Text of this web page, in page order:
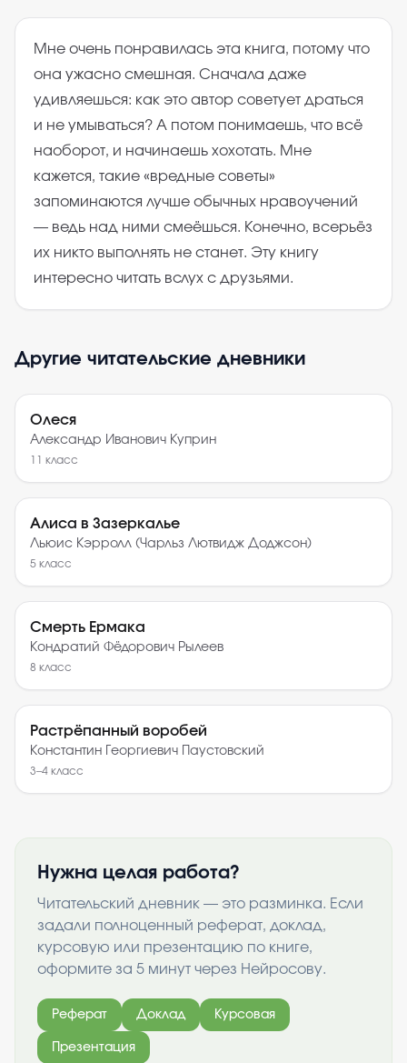
Мне очень понравилась эта книга, потому что
она ужасно смешная. Сначала даже
удивляешься: как это автор советует драться
и не умываться? А потом понимаешь, что всё
наоборот, и начинаешь хохотать. Мне
кажется, такие «вредные советы»
запоминаются лучше обычных нравоучений
— ведь над ними смеёшься. Конечно, всерьёз
их никто выполнять не станет. Эту книгу
интересно читать вслух с друзьями.
Другие читательские дневники
Олеся
Александр Иванович Куприн
11 класс
Алиса в Зазеркалье
Льюис Кэрролл (Чарльз Лютвидж Доджсон)
5 класс
Смерть Ермака
Кондратий Фёдорович Рылеев
8 класс
Растрёпанный воробей
Константин Георгиевич Паустовский
3–4 класс
Нужна целая работа?
Читательский дневник — это разминка. Если
задали полноценный реферат, доклад,
курсовую или презентацию по книге,
оформите за 5 минут через Нейросову.
Реферат Доклад Курсовая
Презентация